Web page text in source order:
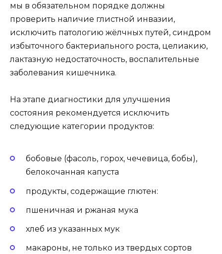
мы в обязательном порядке должны
проверить наличие глистной инвазии,
исключить патологию жёлчных путей, синдром
избыточного бактериального роста, целиакию,
лактазную недостаточность, воспалительные
заболевания кишечника.
На этапе диагностики для улучшения
состояния рекомендуется исключить
следующие категории продуктов:
бобовые (фасоль, горох, чечевица, бобы),
белокочанная капуста
продукты, содержащие глютен:
пшеничная и ржаная мука
хлеб из указанных мук
макароны, не только из твердых сортов